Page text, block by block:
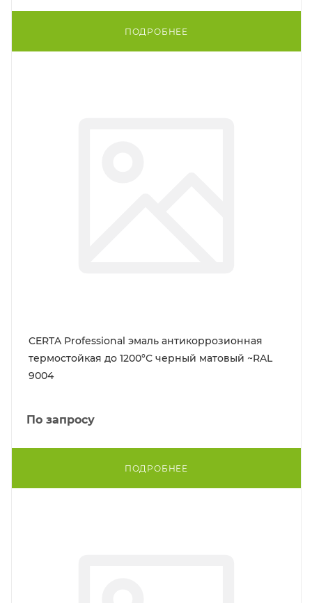
ПОДРОБНЕЕ
CERTA Professional эмаль антикоррозионная
термостойкая до 1200°С черный матовый ~RAL
9004
По запросу
ПОДРОБНЕЕ